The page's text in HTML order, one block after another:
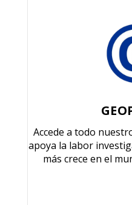
Accede a todo
apoya la labor
más crece en el